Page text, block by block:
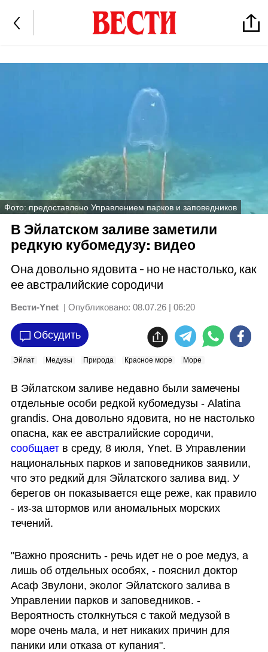
Фото: предоставлено Управлением парков и заповедников
В Эйлатском заливе заметили
редкую кубомедузу: видео
Она довольно ядовита - но не настолько, как
ее австралийские сородичи
Вести-Ynet | Опубликовано: 08.07.26 | 06:20
Обсудить
Эйлат Медузы Природа Красное море Море
В Эйлатском заливе недавно были замечены
отдельные особи редкой кубомедузы - Alatina
grandis. Она довольно ядовита, но не настолько
сообщает в среду, 8 июля, Ynet. В Управлении
национальных парков и заповедников заявили,
что это редкий для Эйлатского залива вид. У
берегов он показывается еще реже, как правило
- из-за штормов или аномальных морских
течений.
"Важно прояснить - речь идет не о рое медуз, а
лишь об отдельных особях, - пояснил доктор
Асаф Звулони, эколог Эйлатского залива в
Управлении парков и заповедников. -
Вероятность столкнуться с такой медузой в
море очень мала, и нет никаких причин для
паники или отказа от купания".